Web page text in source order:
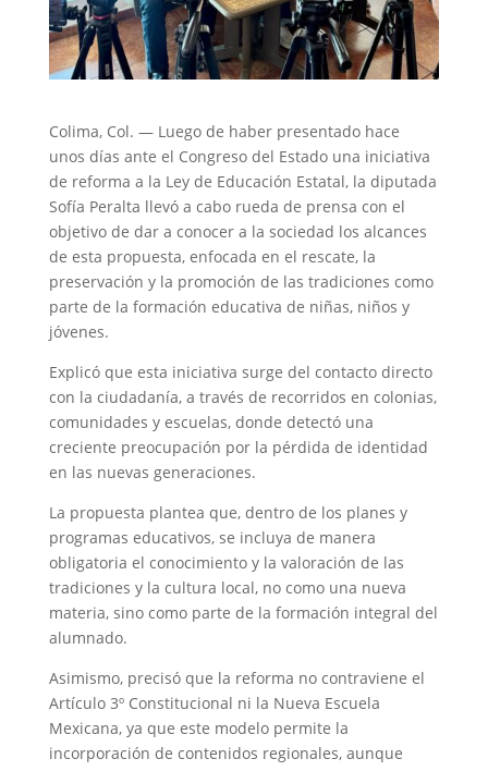
Colima, Col. — Luego de haber presentado hace
unos días ante el Congreso del Estado una iniciativa
de reforma a la Ley de Educación Estatal, la diputada
Sofía Peralta llevó a cabo rueda de prensa con el
objetivo de dar a conocer a la sociedad los alcances
de esta propuesta, enfocada en el rescate, la
preservación y la promoción de las tradiciones como
parte de la formación educativa de niñas, niños y
jóvenes.
Explicó que esta iniciativa surge del contacto directo
con la ciudadanía, a través de recorridos en colonias,
comunidades y escuelas, donde detectó una
creciente preocupación por la pérdida de identidad
en las nuevas generaciones.
La propuesta plantea que, dentro de los planes y
programas educativos, se incluya de manera
obligatoria el conocimiento y la valoración de las
tradiciones y la cultura local, no como una nueva
materia, sino como parte de la formación integral del
alumnado.
Asimismo, precisó que la reforma no contraviene el
Artículo 3º Constitucional ni la Nueva Escuela
Mexicana, ya que este modelo permite la
incorporación de contenidos regionales, aunque